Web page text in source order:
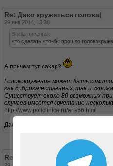
Re: Дико кружиться голова(
29 янв 2014, 13:38
Sheila писал(а):
что сделать что-бы прошло
А причем тут сахар?
Головокружение может быть
как доброкачественных, так и
Существует около 80 возможных
случаев имеется сочетание
http://www.policlinica.ru/arts56.html
Давление измерить не пробовали?
Re: Дико кружиться голова(